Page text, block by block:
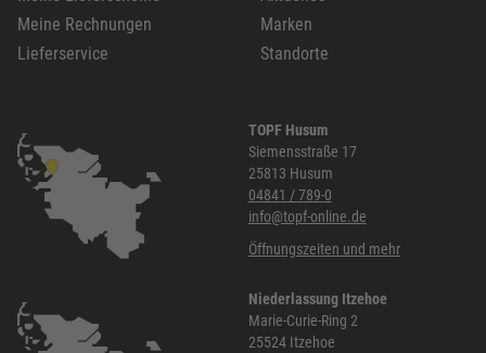
Meine Rechnungen
Lieferservice
Marken
Standorte
TOPF Husum
Siemensstraße 17
25813 Husum
04841 / 789-0
info@topf-online.de
Öffnungszeiten und mehr
Niederlassung Itzehoe
Marie-Curie-Ring 2
25524 Itzehoe